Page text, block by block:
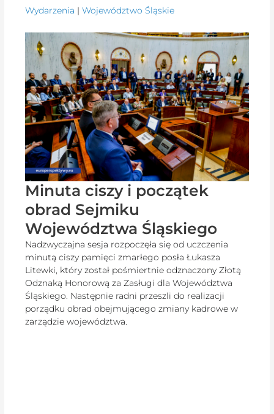
Wydarzenia |Województwo Śląskie
Minuta ciszy i początek
obrad Sejmiku
Województwa Śląskiego
Nadzwyczajna sesja rozpoczęła się od uczczenia
minutą ciszy pamięci zmarłego posła Łukasza
Litewki, który został pośmiertnie odznaczony Złotą
Odznaką Honorową za Zasługi dla Województwa
Śląskiego. Następnie radni przeszli do realizacji
porządku obrad obejmującego zmiany kadrowe w
zarządzie województwa.